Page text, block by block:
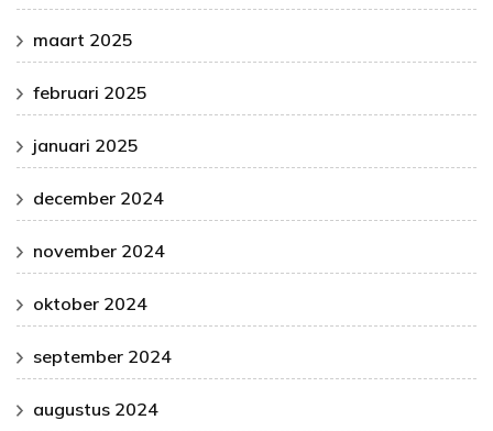
maart 2025
februari 2025
januari 2025
december 2024
november 2024
oktober 2024
september 2024
augustus 2024